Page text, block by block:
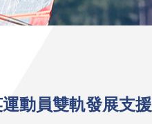
動員雙軌發展支援